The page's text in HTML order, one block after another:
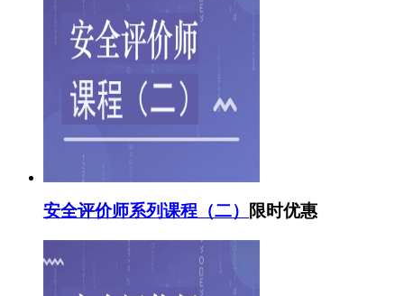
安全评价师系列课程（二） 限时优惠